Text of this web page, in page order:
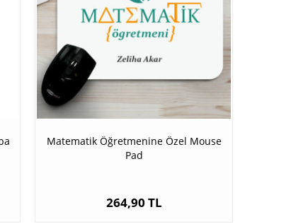
Matematik Öğretmenine Özel Mouse
Pad
264,90 TL